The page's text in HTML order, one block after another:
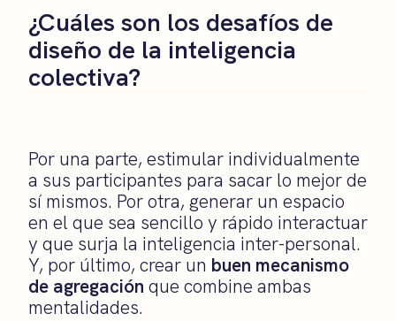
¿Cuáles son los desafíos de
diseño de la inteligencia
colectiva?
Por una parte, estimular individualmente
a sus participantes para sacar lo mejor de
sí mismos. Por otra, generar un espacio
en el que sea sencillo y rápido interactuar
y que surja la inteligencia inter-personal.
Y, por último, crear un buen mecanismo
de agregación que combine ambas
mentalidades.